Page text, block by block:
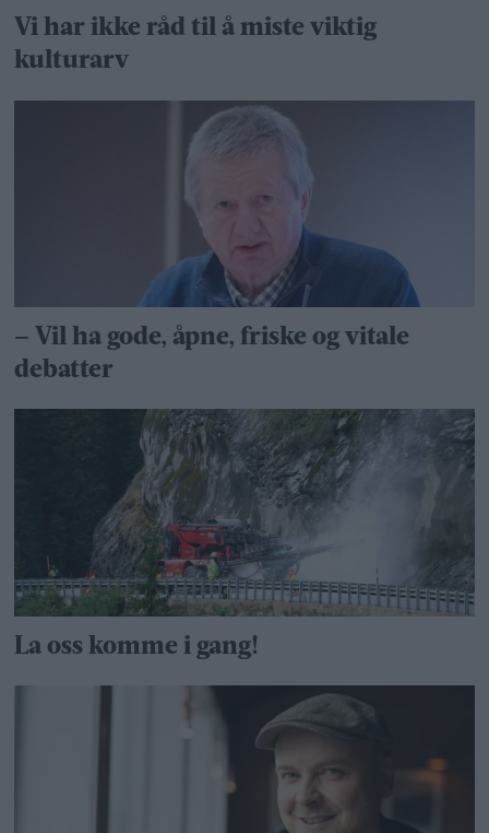
Vi har ikke råd til å miste viktig
kulturarv
– Vil ha gode, åpne, friske og vitale
debatter
La oss komme i gang!